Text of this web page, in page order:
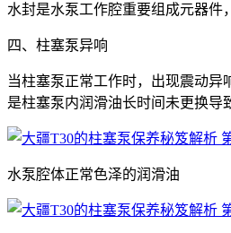
水封是水泵工作腔重要组成元器件
四、柱塞泵异响
当柱塞泵正常工作时，出现震动异
是柱塞泵内润滑油长时间未更换导
水泵腔体正常色泽的润滑油